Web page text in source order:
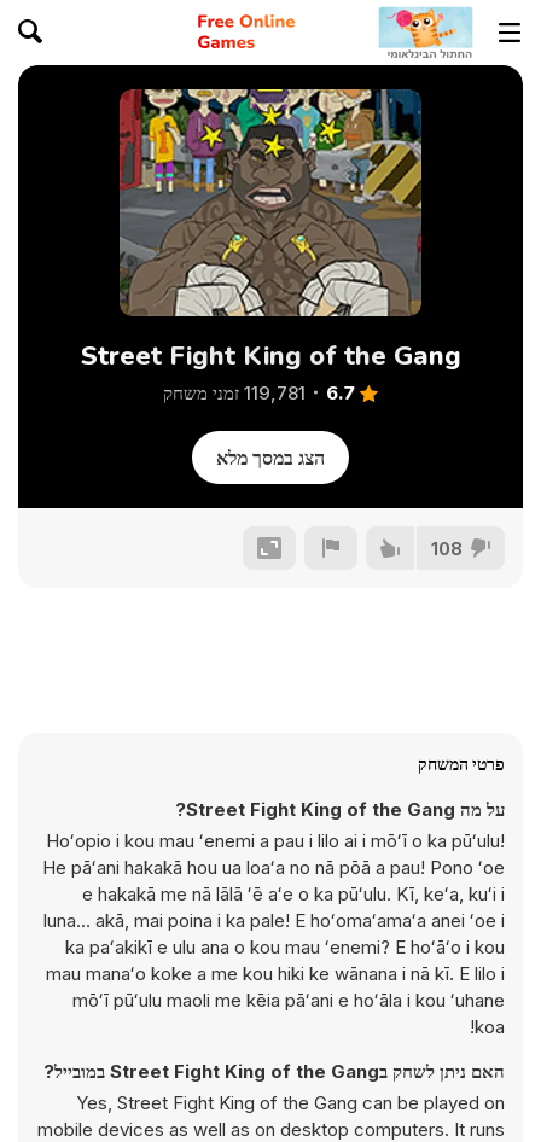
Street Fight King of the Gang
6.7 119,781 זמני משחק
הצג במסך מלא
108
פרטי המשחק
על מה Street Fight King of the Gang?
Hoʻopio i kou mau ʻenemi a pau i lilo ai i mōʻī o ka pūʻulu!
He pāʻani hakakā hou ua loaʻa no nā pōā a pau! Pono ʻoe
e hakakā me nā lālā ʻē aʻe o ka pūʻulu. Kī, keʻa, kuʻi i
luna... akā, mai poina i ka pale! E hoʻomaʻamaʻa anei ʻoe i
ka paʻakikī e ulu ana o kou mau ʻenemi? E hoʻāʻo i kou
mau manaʻo koke a me kou hiki ke wānana i nā kī. E lilo i
mōʻī pūʻulu maoli me kēia pāʻani e hoʻāla i kou ʻuhane
koa!
האם ניתן לשחק בStreet Fight King of the Gang במובייל?
Yes, Street Fight King of the Gang can be played on
mobile devices as well as on desktop computers. It runs